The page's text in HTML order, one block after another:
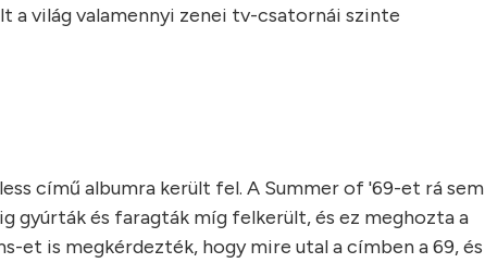
a világ valamennyi zenei tv-csatornái szinte
című albumra került fel. A Summer of '69-et rá sem
gyúrták és faragták míg felkerült, és ez meghozta a
et is megkérdezték, hogy mire utal a címben a 69, és